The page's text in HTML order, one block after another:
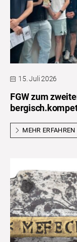
15. Juli 2026
FGW zum
MEHR ERFAHREN